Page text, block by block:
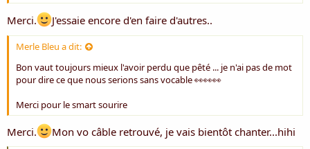
Merci. J'essaie encore d'en faire d'autres..
Merle Bleu a dit:
Bon vaut toujours mieux l'avoir perdu que pêté ... je n'ai pas de mot
pour dire ce que nous serions sans vocable 👀👀👀
Merci pour le smart sourire
Merci. Mon vo câble retrouvé, je vais bientôt chanter...hihi